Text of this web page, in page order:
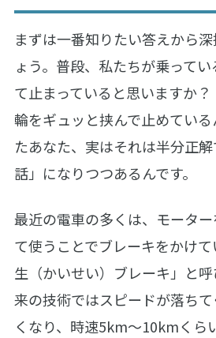
まずは一番知りたい答えから
ょう。普段、私たちが乗って
て止まっていると思いますか
輪をギュッと挟んで止めてい
たあなた、実はそれは半分正
話」になりつつあるんです。
最近の電車の多くは、モータ
て使うことでブレーキをかけ
生（かいせい）ブレーキ」と
来の技術ではスピードが落ち
くなり、時速5km〜10kmくら